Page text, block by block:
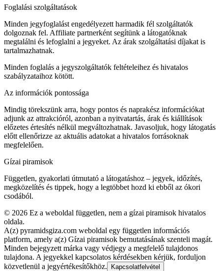
Foglalási szolgáltatások
Minden jegyfoglalást engedélyezett harmadik fél szolgáltatók
dolgoznak fel. Affiliate partnerként segítünk a látogatóknak
megtalálni és lefoglalni a jegyeket. Az árak szolgáltatási díjakat is
tartalmazhatnak.
Minden foglalás a jegyszolgáltatók feltételeihez és hivatalos
szabályzataihoz kötött.
Az információk pontossága
Mindig törekszünk arra, hogy pontos és naprakész információkat
adjunk az attrakcióról, azonban a nyitvatartás, árak és kiállítások
előzetes értesítés nélkül megváltozhatnak. Javasoljuk, hogy látogatás
előtt ellenőrizze az aktuális adatokat a hivatalos forrásoknak
megfelelően.
Gízai piramisok
Független, gyakorlati útmutató a látogatáshoz – jegyek, időzítés,
megközelítés és tippek, hogy a legtöbbet hozd ki ebből az ókori
csodából.
© 2026 Ez a weboldal független, nem a gízai piramisok hivatalos
oldala.
A(z) pyramidsgiza.com weboldal egy független információs
platform, amely a(z) Gízai piramisok bemutatásának szenteli magát.
Minden bejegyzett márka vagy védjegy a megfelelő tulajdonos
tulajdona. A jegyekkel kapcsolatos kérdésekben kérjük, forduljon
közvetlenül a jegyértékesítőkhöz.
Kapcsolatfelvétel